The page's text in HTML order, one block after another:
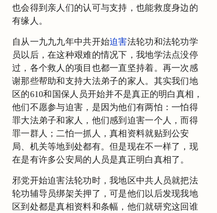
也会得到亲人们的认可与支持，也能救度身边的
有缘人。
自从一九九九年中共开始迫害法轮功和法轮功学
员以后，在这种艰难的情况下，我地学法点没停
过，各个救人的项目也都一直坚持着。再一次感
谢那些帮助和支持大法弟子的家人。其实我们地
区的610和国保人员开始并不是真正的明白真相，
他们不愿参与迫害，是因为他们有两怕：一怕得
罪大法弟子和家人，他们感到迫害一个人，而得
罪一群人；二怕一抓人，真相资料就贴到公安
局、机关等地到处都有。但是现在不一样了，现
在是有许多公安局的人员是真正明白真相了。
邪党开始迫害法轮功时，我地区中共人员就把法
轮功辅导员绑架关押了，可是他们以后发现我地
区到处都是真相资料和条幅，他们就研究这回谁